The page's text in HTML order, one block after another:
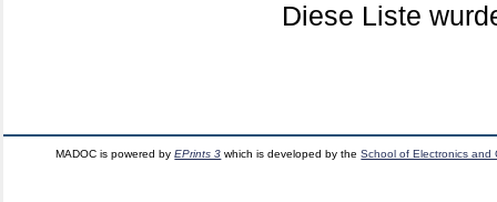
Diese Liste
MADOC is powered byEPrints 3 which is developed by theSchool of Electronics and